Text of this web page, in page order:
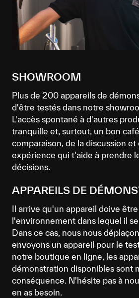
SHOWROOM
Plus de 200 appareils de
d'être testés dans notre
L'accès spontané à d'autres
tranquille et, surtout, un bon
comparaison, de la discussion
expérience qui t'aide à prendre
décisions.
APPAREILS DE
Il arrive qu'un appareil doive
l'environnement dans lequel il
Dans ce cas, nous nous
envoyons un appareil pour le
notre boutique en ligne, les
démonstration disponibles sont
conséquence. N'hésite pas à
en as besoin.